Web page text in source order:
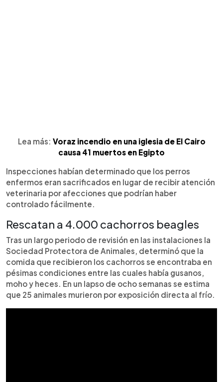
Lea más: Voraz incendio en una iglesia de El Cairo
causa 41 muertos en Egipto
Inspecciones habían determinado que los perros
enfermos eran sacrificados en lugar de recibir atención
veterinaria por afecciones que podrían haber
controlado fácilmente.
Rescatan a 4.000 cachorros beagles
Tras un largo periodo de revisión en las instalaciones la
Sociedad Protectora de Animales, determinó que la
comida que recibieron los cachorros se encontraba en
pésimas condiciones entre las cuales había gusanos,
moho y heces. En un lapso de ocho semanas se estima
que 25 animales murieron por exposición directa al frío.